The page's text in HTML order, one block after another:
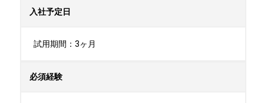
入社予定日
試用期間：3ヶ月
必須経験